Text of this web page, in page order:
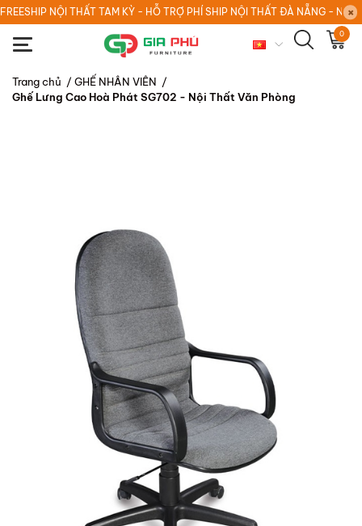
FREESHIP NỘI THẤT TAM KỲ - HỖ TRỢ PHÍ SHIP NỘI THẤT ĐÀ NẴNG - NỘI
0
Trang chủ / GHẾ NHÂN VIÊN /
Ghế Lưng Cao Hoà Phát SG702 - Nội Thất Văn Phòng